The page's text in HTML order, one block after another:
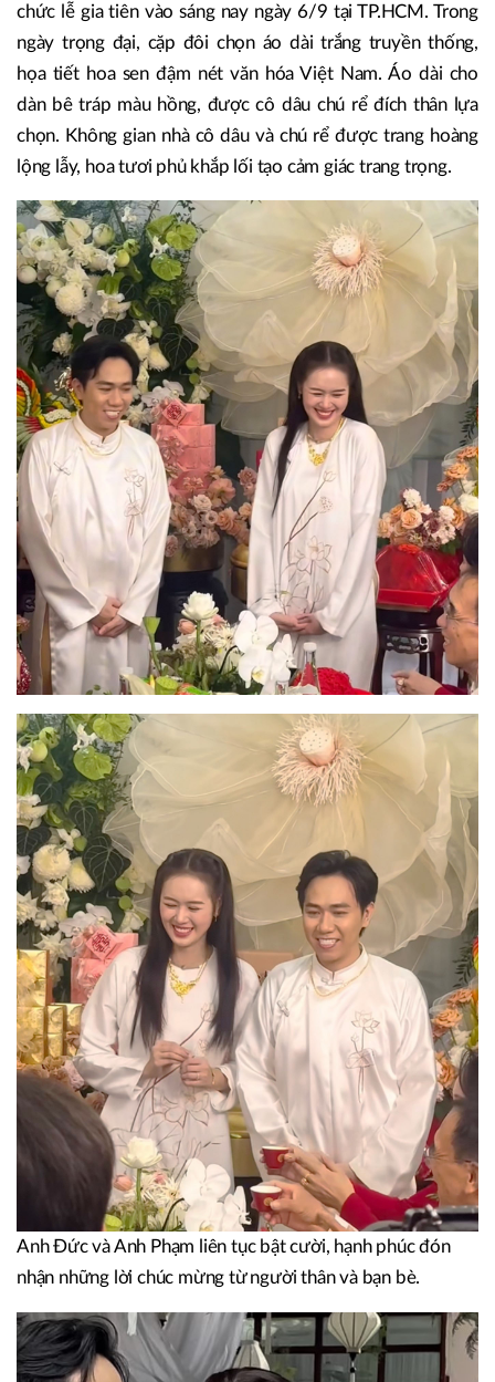
chức lễ gia tiên vào sáng nay ngày 6/9 tại TP.HCM. Trong
ngày trọng đại, cặp đôi chọn áo dài trắng truyền thống,
họa tiết hoa sen đậm nét văn hóa Việt Nam. Áo dài cho
dàn bê tráp màu hồng, được cô dâu chú rể đích thân lựa
chọn. Không gian nhà cô dâu và chú rể được trang hoàng
lộng lẫy, hoa tươi phủ khắp lối tạo cảm giác trang trọng.
Anh Đức và Anh Phạm liên tục bật cười, hạnh phúc đón
nhận những lời chúc mừng từ người thân và bạn bè.